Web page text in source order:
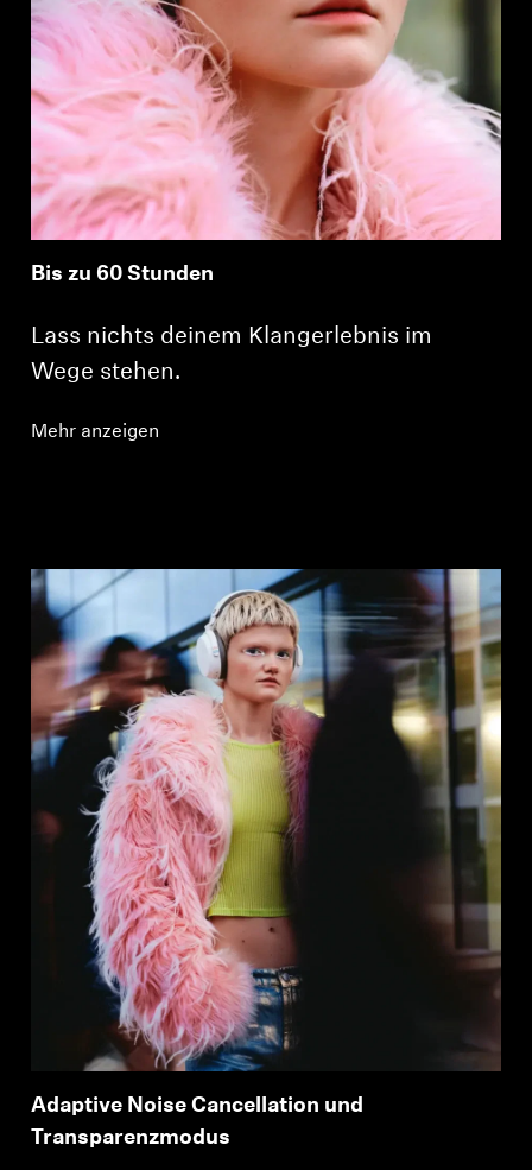
Bis zu 60 Stunden
Lass nichts deinem Klangerlebnis im
Wege stehen.
Mehr anzeigen
Adaptive Noise Cancellation und
Transparenzmodus